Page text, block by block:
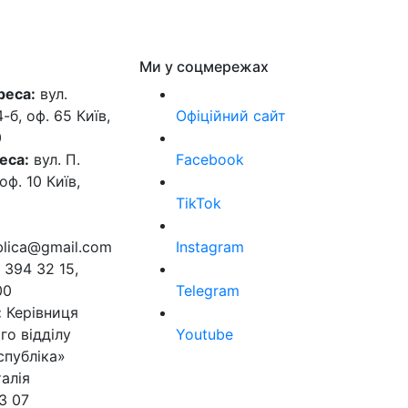
вул.
б, оф. 65 Київ,
вул. П.
10 Київ,
32 15,
Керівниця
відділу
07
Ми у соцмережах
Офіційний сайт
Facebook
TikTok
Instagram
Telegram
Youtube